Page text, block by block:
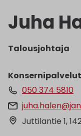
Juha
Talousjohtaja
050 374 5810
Juttilantie 1,